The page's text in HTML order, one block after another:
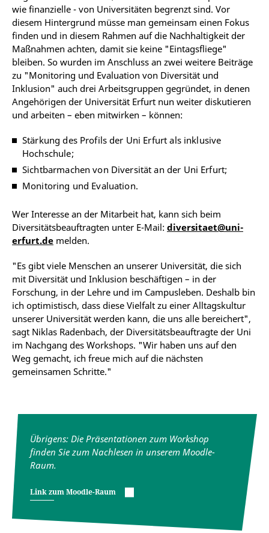
wie finanzielle - von Universitäten begrenzt sind. Vor
diesem Hintergrund müsse man gemeinsam einen Fokus
finden und in diesem Rahmen auf die Nachhaltigkeit der
Maßnahmen achten, damit sie keine "Eintagsfliege"
bleiben. So wurden im Anschluss an zwei weitere Beiträge
zu "Monitoring und Evaluation von Diversität und
Inklusion" auch drei Arbeitsgruppen gegründet, in denen
Angehörigen der Universität Erfurt nun weiter diskutieren
und arbeiten – eben mitwirken – können:
Stärkung des Profils der Uni Erfurt als inklusive
Hochschule;
Sichtbarmachen von Diversität an der Uni Erfurt;
Monitoring und Evaluation.
Wer Interesse an der Mitarbeit hat, kann sich beim
Diversitätsbeauftragten unter E-Mail: diversitaet@uni-
erfurt.de melden.
"Es gibt viele Menschen an unserer Universität, die sich
mit Diversität und Inklusion beschäftigen – in der
Forschung, in der Lehre und im Campusleben. Deshalb bin
ich optimistisch, dass diese Vielfalt zu einer Alltagskultur
unserer Universität werden kann, die uns alle bereichert",
sagt Niklas Radenbach, der Diversitätsbeauftragte der Uni
im Nachgang des Workshops. "Wir haben uns auf den
Weg gemacht, ich freue mich auf die nächsten
gemeinsamen Schritte."
Übrigens: Die Präsentationen zum Workshop
finden Sie zum Nachlesen in unserem Moodle-
Raum.
Link zum Moodle-Raum